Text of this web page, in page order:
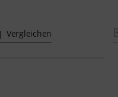
Vergleichen